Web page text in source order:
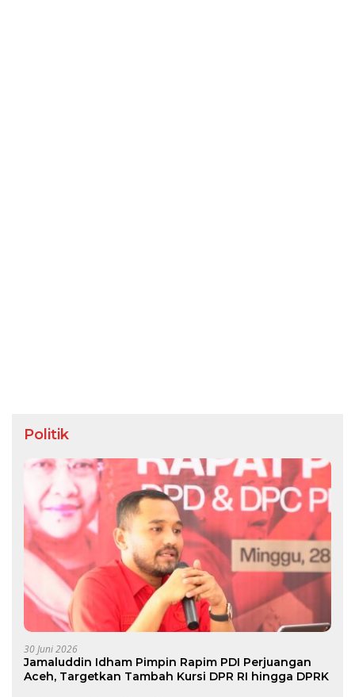
Politik
30 Juni 2026
Jamaluddin Idham Pimpin Rapim PDI Perjuangan
Aceh, Targetkan Tambah Kursi DPR RI hingga DPRK